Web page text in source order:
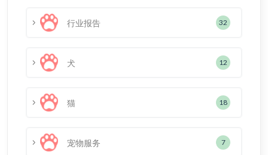
行业报告 32
犬 12
猫 18
宠物服务 7